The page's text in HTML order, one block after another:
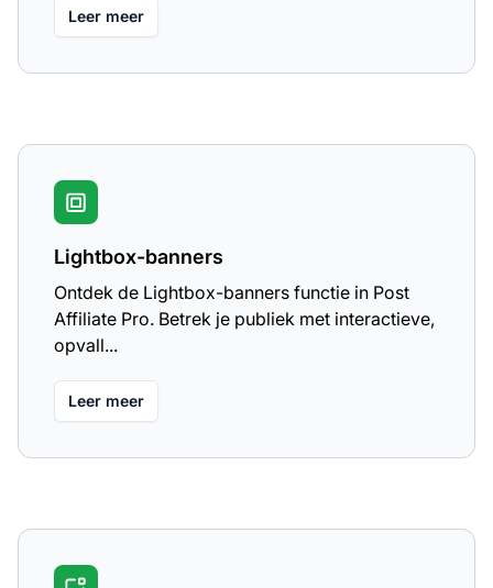
Leer meer
Lightbox-banners
Ontdek de Lightbox-banners functie in Post
Affiliate Pro. Betrek je publiek met interactieve,
opvall...
Leer meer